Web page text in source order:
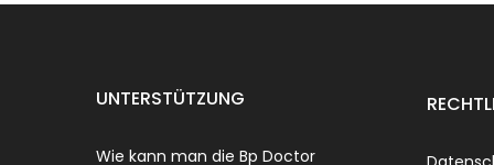
UNTERSTÜTZUNG
Wie kann man die Bp Doctor